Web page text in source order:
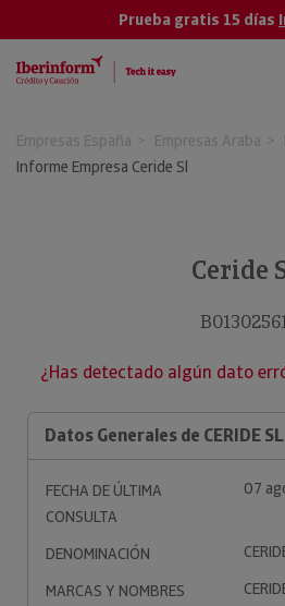
Prueba gratis 15 días
Empresas España Empresas Araba
Informe Empresa Ceride Sl
Ceride
¿Has detectado algún dato
Datos Generales de CERIDE SL
FECHA DE ÚLTIMA
CONSULTA
07
DENOMINACIÓN
MARCAS Y NOMBRES